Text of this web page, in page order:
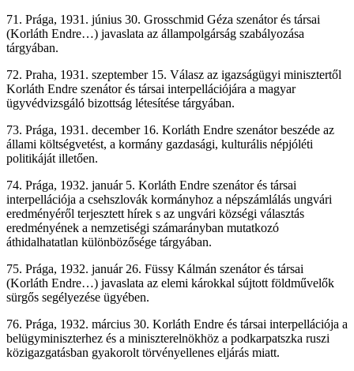
71. Prága, 1931. június 30. Grosschmid Géza szenátor és társai
(Korláth Endre…) javaslata az állampolgárság szabályozása
tárgyában.
72. Praha, 1931. szeptember 15. Válasz az igazságügyi minisztertől
Korláth Endre szenátor és társai interpellációjára a magyar
ügyvédvizsgáló bizottság létesítése tárgyában.
73. Prága, 1931. december 16. Korláth Endre szenátor beszéde az
állami költségvetést, a kormány gazdasági, kulturális népjóléti
politikáját illetően.
74. Prága, 1932. január 5. Korláth Endre szenátor és társai
interpellációja a csehszlovák kormányhoz a népszámlálás ungvári
eredményéről terjesztett hírek s az ungvári községi választás
eredményének a nemzetiségi számarányban mutatkozó
áthidalhatatlan különbözősége tárgyában.
75. Prága, 1932. január 26. Füssy Kálmán szenátor és társai
(Korláth Endre…) javaslata az elemi károkkal sújtott földművelők
sürgős segélyezése ügyében.
76. Prága, 1932. március 30. Korláth Endre és társai interpellációja a
belügyminiszterhez és a miniszterelnökhöz a podkarpatszka ruszi
közigazgatásban gyakorolt törvényellenes eljárás miatt.